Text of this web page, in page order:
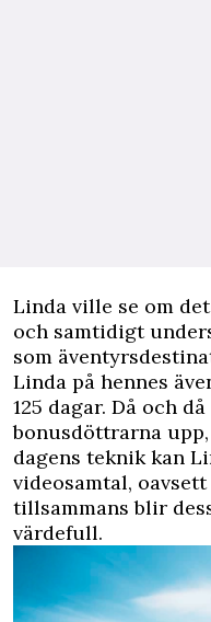
Linda ville se om
och samtidigt
som
Linda på hennes
125 dagar. Då och
bonusdöttrarna
dagens teknik kan
videosamtal,
tillsammans blir
värdefull.